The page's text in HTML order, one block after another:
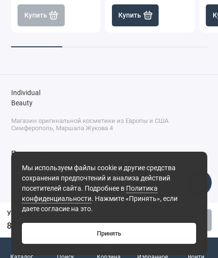
0
808 ₽
Купить Купить
Мы используем файлы cookie и другие средства
сохранения предпочтений и анализа действий
посетителей сайта. Подробнее в Политика
конфиденциальности. Нажмите «Принять», если
даете согласие на это.
Принять
Individual
Beauty
Магазин оригинальной косметики из Европы и США
Симферополь, Маршала Жукова 4
Поддержка
+7 (978) 586-46-46
ПН-ПТ: 9:00 - 18:00
Суббота: 9:00 - 17:00
Воскресенье: выходной
Симферополь, ул. Маршала Жукова, 4